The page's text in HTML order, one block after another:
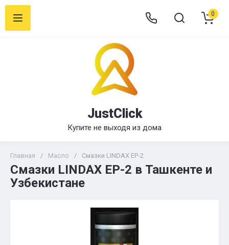
JustClick
Купите не выходя из дома
0
Главная / Масло / Смазки LINDAX EP-2
Смазки LINDAX EP-2 в Ташкенте и
Узбекистане